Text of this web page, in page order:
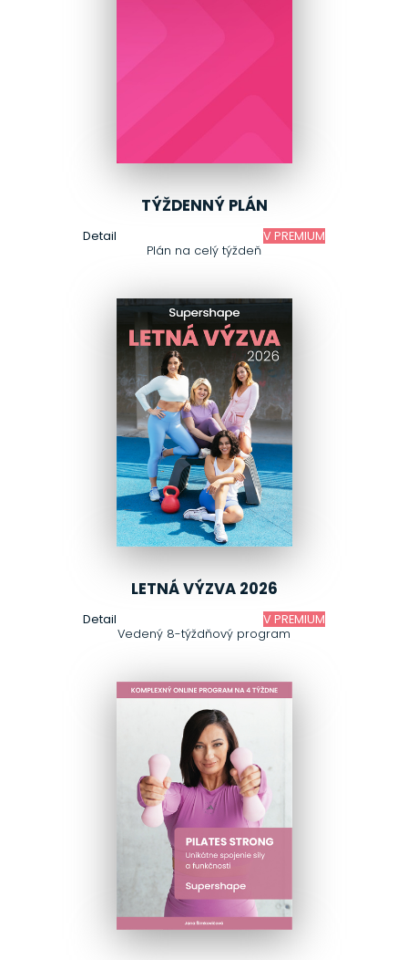
TÝŽDENNÝ PLÁN
Plán na celý týždeň
Detail V PREMIUM
LETNÁ VÝZVA 2026
Vedený 8-týždňový program
Detail V PREMIUM